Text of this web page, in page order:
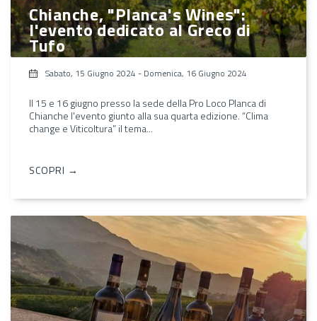
Chianche, "Planca's Wines":
l'evento dedicato al Greco di
Tufo
Sabato, 15 Giugno 2024 - Domenica, 16 Giugno 2024
Il 15 e 16 giugno presso la sede della Pro Loco Planca di
Chianche l'evento giunto alla sua quarta edizione. “Clima
change e Viticoltura” il tema...
SCOPRI →